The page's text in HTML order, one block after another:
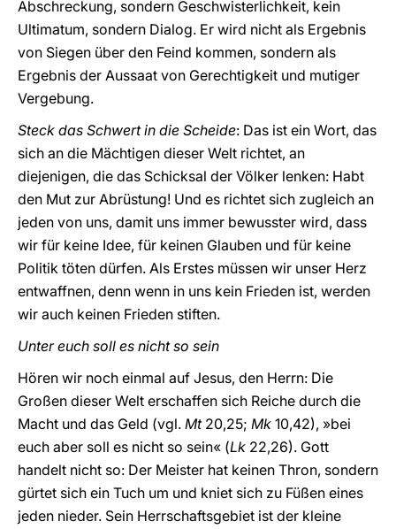
Abschreckung, sondern Geschwisterlichkeit, kein
Ultimatum, sondern Dialog. Er wird nicht als Ergebnis
von Siegen über den Feind kommen, sondern als
Ergebnis der Aussaat von Gerechtigkeit und mutiger
Vergebung.
Steck das Schwert in die Scheide: Das ist ein Wort, das
sich an die Mächtigen dieser Welt richtet, an
diejenigen, die das Schicksal der Völker lenken: Habt
den Mut zur Abrüstung! Und es richtet sich zugleich an
jeden von uns, damit uns immer bewusster wird, dass
wir für keine Idee, für keinen Glauben und für keine
Politik töten dürfen. Als Erstes müssen wir unser Herz
entwaffnen, denn wenn in uns kein Frieden ist, werden
wir auch keinen Frieden stiften.
Unter euch soll es nicht so sein
Hören wir noch einmal auf Jesus, den Herrn: Die
Großen dieser Welt erschaffen sich Reiche durch die
Macht und das Geld (vgl. Mt20,25; Mk 10,42), »bei
euch aber soll es nicht so sein« (Lk 22,26). Gott
handelt nicht so: Der Meister hat keinen Thron, sondern
gürtet sich ein Tuch um und kniet sich zu Füßen eines
jeden nieder. Sein Herrschaftsgebiet ist der kleine